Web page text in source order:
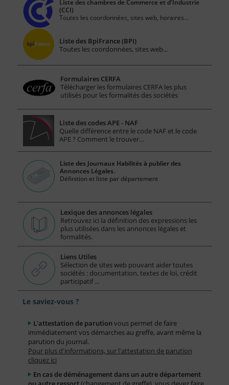
Liste des chambres de Commerce et d'Industrie
(CCI)
Toutes les coordonnées, sites web, horaires...
Liste des BpiFrance (BPI)
Toutes les coordonnées, sites web...
Formulaires CERFA
Télécharger les formulaires CERFA les plus
utilisés pour les formalités des sociétés
Liste des codes APE - NAF
Quelle différence entre le code NAF et le code
APE ? Comment le trouver…
Liste des Journaux Habilités à publier des
Annonces Légales.
Définition et liste par département
Lexique des annonces légales
Retrouvez ici la définition des expressions les
plus utilisées dans les annonces légales et
formalités.
Liens Utiles
Sélection de sites web pouvant aider toutes
sociétés : documentation, textes de loi, crédit
participatif ...
Le saviez-vous ?
L'attestation de parution vous permet de faire
immédiatement vos démarches au greffe, avant même la
parution du journal.
Pour plus d'informations, sur l'attestation de parution
cliquez ici
En cas de déménagement dans un autre département